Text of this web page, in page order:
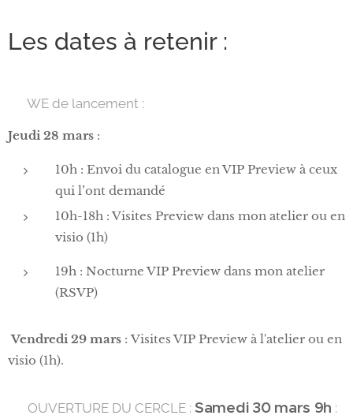
Les dates à retenir :
🎉 WE de lancement :
Jeudi 28 mars :
10h : Envoi du catalogue en VIP Preview à ceux
qui l’ont demandé
10h-18h : Visites Preview dans mon atelier ou en
visio (1h)
19h : Nocturne VIP Preview dans mon atelier
(RSVP)
Vendredi 29 mars : Visites VIP Preview à l'atelier ou en
visio (1h).
✅ OUVERTURE DU CERCLE : Samedi 30 mars 9h :